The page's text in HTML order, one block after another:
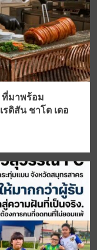
ที่มาพร้อม
รดิสัน ชาโต เดอ